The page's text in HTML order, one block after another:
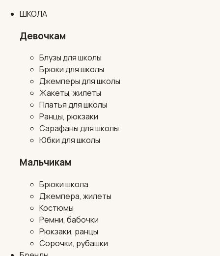
ШКОЛА
Девочкам
Блузы для школы
Брюки для школы
Джемперы для школы
Жакеты, жилеты
Платья для школы
Ранцы, рюкзаки
Сарафаны для школы
Юбки для школы
Мальчикам
Брюки школа
Джемпера, жилеты
Костюмы
Ремни, бабочки
Рюкзаки, ранцы
Сорочки, рубашки